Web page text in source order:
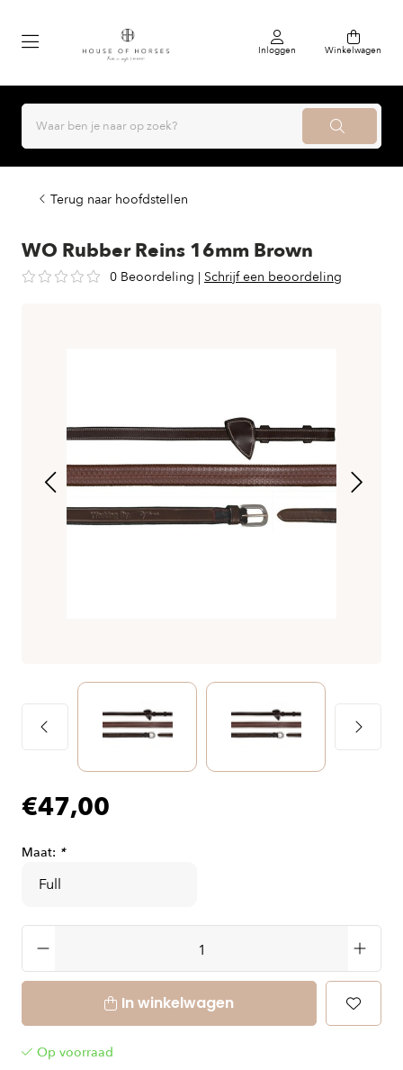
Inloggen Winkelwagen
Terug naar hoofdstellen
WO Rubber Reins 16mm Brown
0 Beoordeling | Schrijf een beoordeling
€47,00
Maat: *
In winkelwagen
Op voorraad